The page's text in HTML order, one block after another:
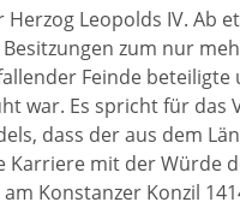
Leopolds IV. Ab
zum nur
Feinde beteiligte
war. Es spricht für
dass der aus dem
mit der Würde
Konstanzer Konzil